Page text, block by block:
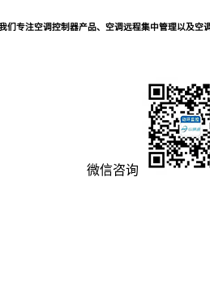
们专注空调控制器产品、空调远程集中管理以及空
微信咨询